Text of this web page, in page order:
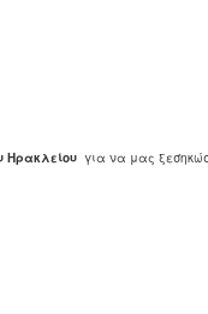
Ηρακλείου για να μας